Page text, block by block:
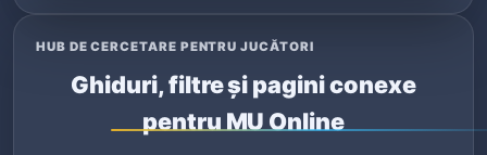
HUB DE CERCETARE PENTRU JUCĂTORI
Ghiduri, filtre și pagini conexe
pentru MU Online